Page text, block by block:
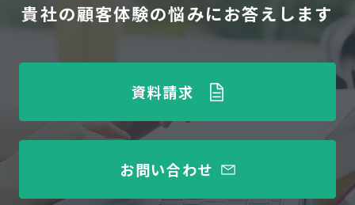
貴社の顧客体験の悩みにお答えします
資料請求
お問い合わせ